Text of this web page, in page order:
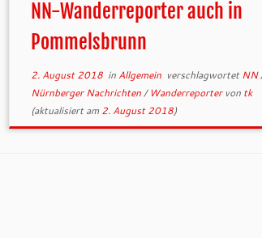
NN-Wanderreporter auch in
Pommelsbrunn
2. August 2018in Allgemein verschlagwortetNN
Nürnberger Nachrichten/ Wanderreporter von tk
(aktualisiert am 2. August 2018)